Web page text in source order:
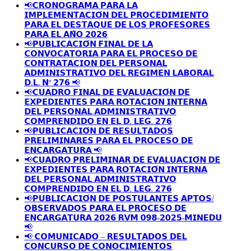
📢𝗖𝗥𝗢𝗡𝗢𝗚𝗥𝗔𝗠𝗔 𝗣𝗔𝗥𝗔 𝗟𝗔
𝗜𝗠𝗣𝗟𝗘𝗠𝗘𝗡𝗧𝗔𝗖𝗜𝗢́𝗡 𝗗𝗘𝗟 𝗣𝗥𝗢𝗖𝗘𝗗𝗜𝗠𝗜𝗘𝗡𝗧𝗢
𝗣𝗔𝗥𝗔 𝗘𝗟 𝗗𝗘𝗦𝗧𝗔𝗤𝗨𝗘 𝗗𝗘 𝗟𝗢𝗦 𝗣𝗥𝗢𝗙𝗘𝗦𝗢𝗥𝗘𝗦
𝗣𝗔𝗥𝗔 𝗘𝗟 𝗔𝗡̃𝗢 𝟮𝟬𝟮𝟲
📢𝗣𝗨𝗕𝗟𝗜𝗖𝗔𝗖𝗜𝗢́𝗡 𝗙𝗜𝗡𝗔𝗟 𝗗𝗘 𝗟𝗔
𝗖𝗢𝗡𝗩𝗢𝗖𝗔𝗧𝗢𝗥𝗜𝗔 𝗣𝗔𝗥𝗔 𝗘𝗟 𝗣𝗥𝗢𝗖𝗘𝗦𝗢 𝗗𝗘
𝗖𝗢𝗡𝗧𝗥𝗔𝗧𝗔𝗖𝗜𝗢𝗡 𝗗𝗘𝗟 𝗣𝗘𝗥𝗦𝗢𝗡𝗔𝗟
𝗔𝗗𝗠𝗜𝗡𝗜𝗦𝗧𝗥𝗔𝗧𝗜𝗩𝗢 𝗗𝗘𝗟 𝗥𝗘𝗚𝗜𝗠𝗘𝗡 𝗟𝗔𝗕𝗢𝗥𝗔𝗟
𝗗.𝗟. 𝗡º 𝟮𝟳𝟲 📢
📢𝗖𝗨𝗔𝗗𝗥𝗢 𝗙𝗜𝗡𝗔𝗟 𝗗𝗘 𝗘𝗩𝗔𝗟𝗨𝗔𝗖𝗜𝗢́𝗡 𝗗𝗘
𝗘𝗫𝗣𝗘𝗗𝗜𝗘𝗡𝗧𝗘𝗦 𝗣𝗔𝗥𝗔 𝗥𝗢𝗧𝗔𝗖𝗜𝗢́𝗡 𝗜𝗡𝗧𝗘𝗥𝗡𝗔
𝗗𝗘𝗟 𝗣𝗘𝗥𝗦𝗢𝗡𝗔𝗟 𝗔𝗗𝗠𝗜𝗡𝗜𝗦𝗧𝗥𝗔𝗧𝗜𝗩𝗢
𝗖𝗢𝗠𝗣𝗥𝗘𝗡𝗗𝗜𝗗𝗢 𝗘𝗡 𝗘𝗟 𝗗. 𝗟𝗘𝗚. 𝟮𝟳𝟲
📢𝗣𝗨𝗕𝗟𝗜𝗖𝗔𝗖𝗜𝗢́𝗡 𝗗𝗘 𝗥𝗘𝗦𝗨𝗟𝗧𝗔𝗗𝗢𝗦
𝗣𝗥𝗘𝗟𝗜𝗠𝗜𝗡𝗔𝗥𝗘𝗦 𝗣𝗔𝗥𝗔 𝗘𝗟 𝗣𝗥𝗢𝗖𝗘𝗦𝗢 𝗗𝗘
𝗘𝗡𝗖𝗔𝗥𝗚𝗔𝗧𝗨𝗥𝗔 📢
📢𝗖𝗨𝗔𝗗𝗥𝗢 𝗣𝗥𝗘𝗟𝗜𝗠𝗜𝗡𝗔𝗥 𝗗𝗘 𝗘𝗩𝗔𝗟𝗨𝗔𝗖𝗜𝗢́𝗡 𝗗𝗘
𝗘𝗫𝗣𝗘𝗗𝗜𝗘𝗡𝗧𝗘𝗦 𝗣𝗔𝗥𝗔 𝗥𝗢𝗧𝗔𝗖𝗜𝗢́𝗡 𝗜𝗡𝗧𝗘𝗥𝗡𝗔
𝗗𝗘𝗟 𝗣𝗘𝗥𝗦𝗢𝗡𝗔𝗟 𝗔𝗗𝗠𝗜𝗡𝗜𝗦𝗧𝗥𝗔𝗧𝗜𝗩𝗢
𝗖𝗢𝗠𝗣𝗥𝗘𝗡𝗗𝗜𝗗𝗢 𝗘𝗡 𝗘𝗟 𝗗. 𝗟𝗘𝗚. 𝟮𝟳𝟲
📢𝗣𝗨𝗕𝗟𝗜𝗖𝗔𝗖𝗜𝗢́𝗡 𝗗𝗘 𝗣𝗢𝗦𝗧𝗨𝗟𝗔𝗡𝗧𝗘𝗦 𝗔𝗣𝗧𝗢𝗦/
𝗢𝗕𝗦𝗘𝗥𝗩𝗔𝗗𝗢𝗦 𝗣𝗔𝗥𝗔 𝗘𝗟 𝗣𝗥𝗢𝗖𝗘𝗦𝗢 𝗗𝗘
𝗘𝗡𝗖𝗔𝗥𝗚𝗔𝗧𝗨𝗥𝗔 𝟮𝟬𝟮𝟲 𝗥𝗩𝗠 𝟬𝟵𝟴-𝟮𝟬𝟮𝟱-𝗠𝗜𝗡𝗘𝗗𝗨
📢
📢 𝗖𝗢𝗠𝗨𝗡𝗜𝗖𝗔𝗗𝗢 – 𝗥𝗘𝗦𝗨𝗟𝗧𝗔𝗗𝗢𝗦 𝗗𝗘𝗟
𝗖𝗢𝗡𝗖𝗨𝗥𝗦𝗢 𝗗𝗘 𝗖𝗢𝗡𝗢𝗖𝗜𝗠𝗜𝗘𝗡𝗧𝗢𝗦